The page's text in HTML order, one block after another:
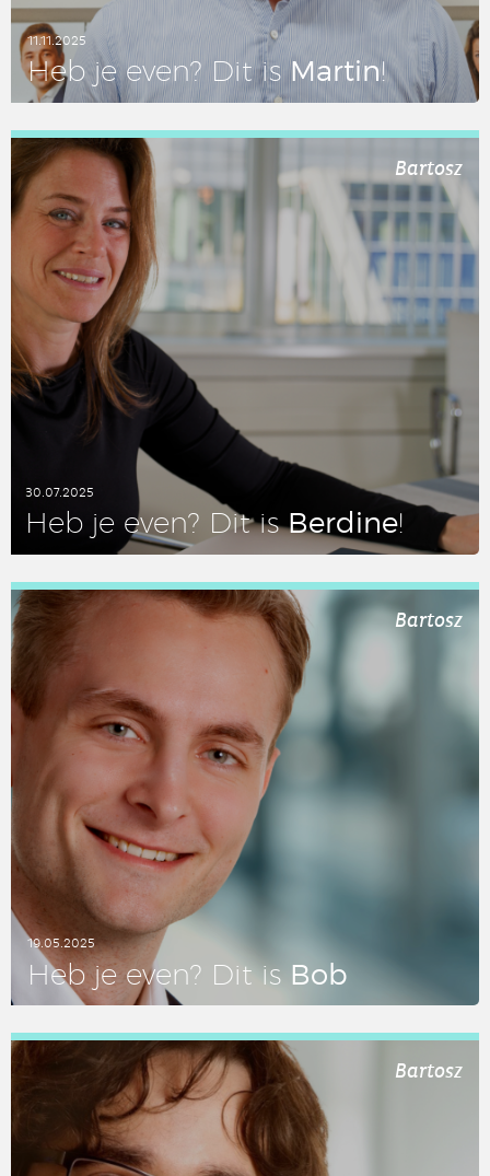
11.11.2025
Heb je even? Dit isMartin!
LEES DIT ARTIKEL
Bartosz
30.07.2025
Heb je even? Dit isBerdine!
LEES DIT ARTIKEL
Bartosz
19.05.2025
Heb je even? Dit is Bob
LEES DIT ARTIKEL
Bartosz